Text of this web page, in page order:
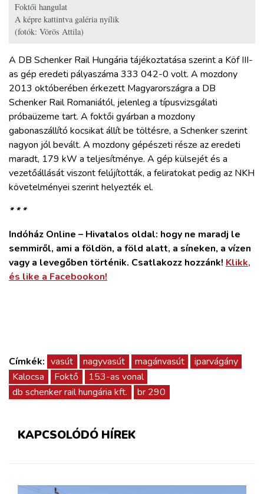
Foktői hangulat
A képre kattintva galéria nyílik
(fotók: Vörös Attila)
A DB Schenker Rail Hungária tájékoztatása szerint a Köf III-
as gép eredeti pályaszáma 333 042-0 volt. A mozdony
2013 októberében érkezett Magyarországra a DB
Schenker Rail Romaniától, jelenleg a típusvizsgálati
próbaüzeme tart. A foktői gyárban a mozdony
gabonaszállító kocsikat állít be töltésre, a Schenker szerint
nagyon jól bevált. A mozdony gépészeti része az eredeti
maradt, 179 kW a teljesítménye. A gép külsejét és a
vezetőállását viszont felújították, a feliratokat pedig az NKH
követelményei szerint helyezték el.
* * *
Indóház Online – Hivatalos oldal: hogy ne maradj le
semmiről, ami a földön, a föld alatt, a síneken, a vízen
vagy a levegőben történik. Csatlakozz hozzánk! Klikk,
és like a Facebookon!
Címkék: vasút nagyvasút magánvasút
iparvágány
Kalocsa
Foktő
153-as vonal
db schenker rail hungária kft.
br 290
KAPCSOLÓDÓ HÍREK